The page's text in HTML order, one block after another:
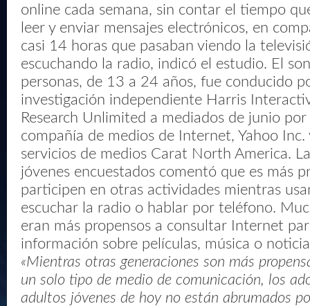
online cada semana, sin contar el tiempo
leer y enviar mensajes electrónicos, en
casi 14 horas que pasaban viendo la
escuchando la radio, indicó el estudio. El
personas, de 13 a 24 años, fue conducido
investigación independiente Harris
Research Unlimited a mediados de junio
compañía de medios de Internet, Yahoo
servicios de medios Carat North America.
jóvenes encuestados comentó que es más
participen en otras actividades mientras
escuchar la radio o hablar por teléfono.
eran más propensos a consultar Internet
información sobre películas, música o
«Mientras otras generaciones son más
un solo tipo de medio de comunicación, los
adultos jóvenes de hoy no están abrumados